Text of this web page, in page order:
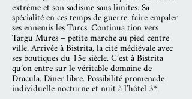
extrême et son sadisme sans limites. Sa
spécialité en ces temps de guerre: faire empaler
ses ennemis les Turcs. Continua tion vers
Targu Mures – petite marche au pied centre
ville. Arrivée à Bistrita, la cité médiévale avec
ses boutiques du 15e siècle. C’est à Bistrita
qu’on entre sur le véritable domaine de
Dracula. Dîner libre. Possibilité promenade
individuelle nocturne et nuit à l’hôtel 3*.